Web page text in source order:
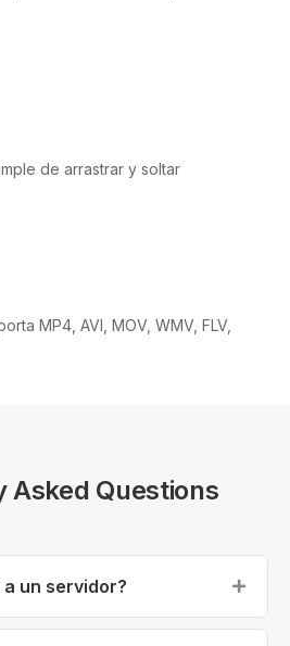
de arrastrar y soltar
MP4, AVI, MOV, WMV, FLV,
Asked Questions
a un servidor?
sube. Todo el procesamiento